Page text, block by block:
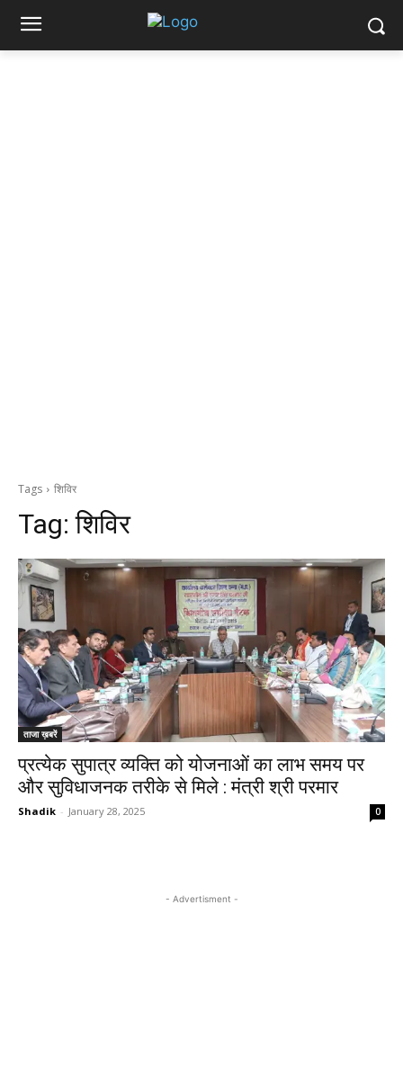
Tags शिविर
Tag:शिविर
ताजा ख़बरें
प्रत्येक सुपात्र व्यक्ति को योजनाओं का लाभ समय पर
और सुविधाजनक तरीके से मिले : मंत्री श्री परमार
Shadik - January 28, 2025 0
- Advertisment -